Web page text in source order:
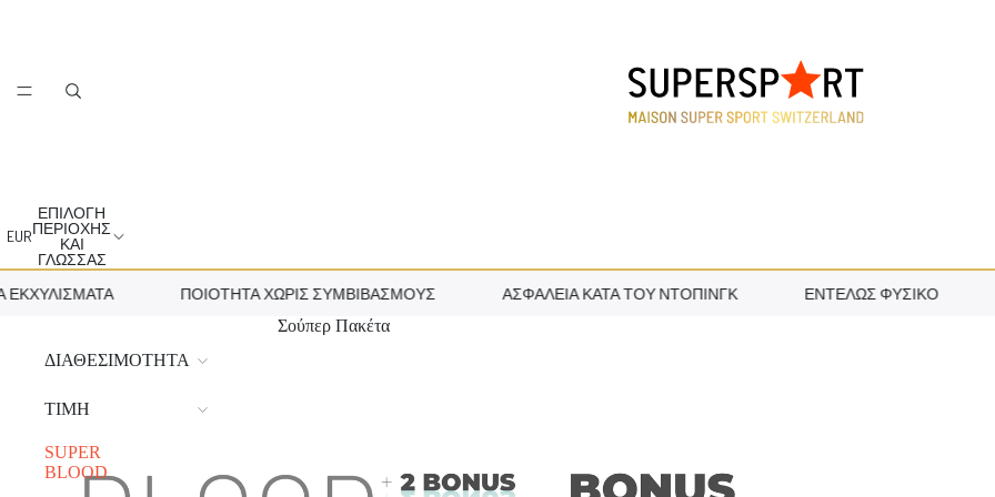
EUR
ΕΠΙΛΟΓΉ
ΠΕΡΙΟΧΉΣ
ΚΑΙ
ΓΛΏΣΣΑΣ
ΠΟΙΌΤΗΤΑ ΧΩΡΊΣ ΣΥΜΒΙΒΑΣΜΟΎΣ ΑΣΦΆΛΕΙΑ ΚΑΤΆ ΤΟΥ ΝΤΌΠΙΝΓΚ ΕΝΤΕΛΏΣ ΦΥΣΙΚΌ
Σούπερ Πακέτα
ΔΙΑΘΕΣΙΜΌΤΗΤΑ
ΤΙΜΉ
SUPER
BLOOD